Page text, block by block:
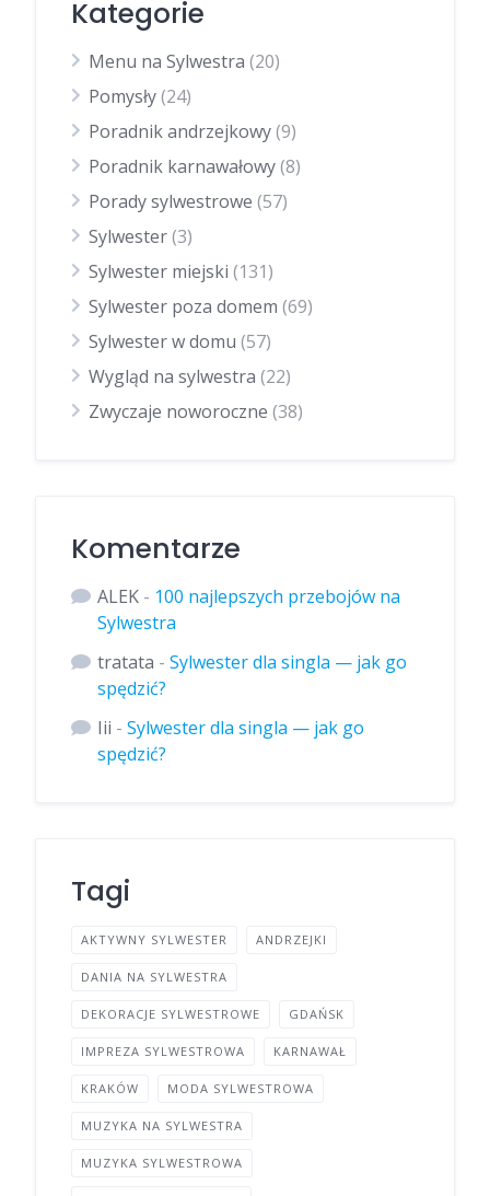
Kategorie
Menu na Sylwestra (20)
Pomysły(24)
Poradnik andrzejkowy(9)
Poradnik karnawałowy(8)
Porady sylwestrowe (57)
Sylwester(3)
Sylwester miejski (131)
Sylwester poza domem (69)
Sylwester w domu (57)
Wygląd na sylwestra (22)
Zwyczaje noworoczne (38)
Komentarze
ALEK - 100 najlepszych przebojów na
Sylwestra
tratata - Sylwester dla singla — jak go
spędzić?
Iii - Sylwester dla singla — jak go
spędzić?
Tagi
AKTYWNY SYLWESTER ANDRZEJKI
DANIA NA SYLWESTRA
DEKORACJE SYLWESTROWE GDAŃSK
IMPREZA SYLWESTROWA KARNAWAŁ
KRAKÓW MODA SYLWESTROWA
MUZYKA NA SYLWESTRA
MUZYKA SYLWESTROWA